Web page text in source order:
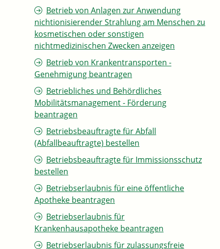
Betrieb von Anlagen zur Anwendung
nichtionisierender Strahlung am Menschen zu
kosmetischen oder sonstigen
nichtmedizinischen Zwecken anzeigen
Betrieb von Krankentransporten -
Genehmigung beantragen
Betriebliches und Behördliches
Mobilitätsmanagement - Förderung
beantragen
Betriebsbeauftragte für Abfall
(Abfallbeauftragte) bestellen
Betriebsbeauftragte für Immissionsschutz
bestellen
Betriebserlaubnis für eine öffentliche
Apotheke beantragen
Betriebserlaubnis für
Krankenhausapotheke beantragen
Betriebserlaubnis für zulassungsfreie